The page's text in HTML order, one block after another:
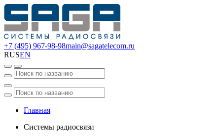
+7 (495) 967-98-98main@sagatelecom.ru
RUSEN
Главная
Системы радиосвязи